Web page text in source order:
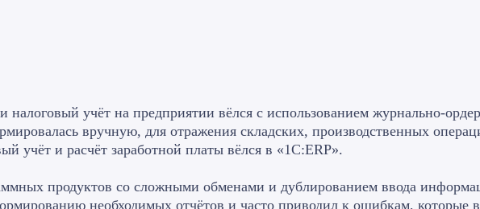
налоговый учёт на предприятии вёлся с использованием журнально-
вручную, для отражения складских, производственных
учёт и расчёт заработной платы вёлся в «1С:ERP».
продуктов со сложными обменами и дублированием ввода
необходимых отчётов и часто приводил к ошибкам, которые